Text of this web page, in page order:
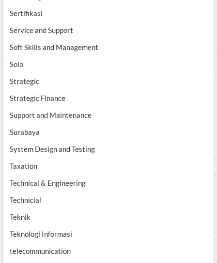
Sertifikasi
Service and Support
Soft Skills and Management
Solo
Strategic
Strategic Finance
Support and Maintenance
Surabaya
System Design and Testing
Taxation
Technical & Engineering
Technicial
Teknik
Teknologi Informasi
telecommunication